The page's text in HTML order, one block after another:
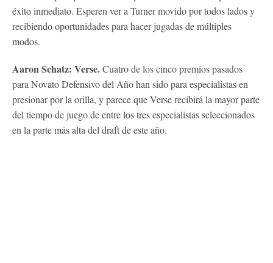
éxito inmediato. Esperen ver a Turner movido por todos lados y
recibiendo oportunidades para hacer jugadas de múltiples
modos.
Aaron Schatz: Verse.Cuatro de los cinco premios pasados
para Novato Defensivo del Año han sido para especialistas en
presionar por la orilla, y parece que Verse recibirá la mayor parte
del tiempo de juego de entre los tres especialistas seleccionados
en la parte más alta del draft de este año.